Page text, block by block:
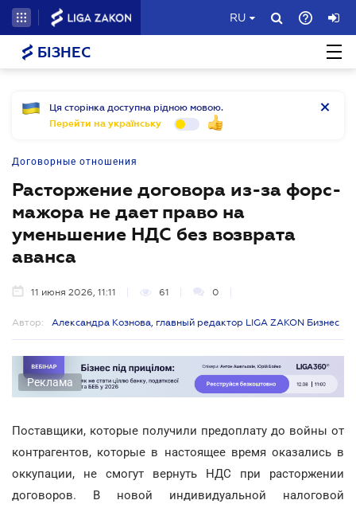
RU
БІЗНЕС
Ця сторінка доступна рідною мовою.
Перейти на українську
Договорные отношения
Расторжение договора из-за форс-
мажора не дает право на
уменьшение НДС без возврата
аванса
11 июня 2026, 11:11 61 0
Автор: Александра Кознова, главный редактор LIGA ZAKON Бизнес
Реклама
Поставщики, которые получили предоплату до войны от
контрагентов, которые в настоящее время оказались в
оккупации, не смогут вернуть НДС при расторжении
договоров. В новой индивидуальной налоговой